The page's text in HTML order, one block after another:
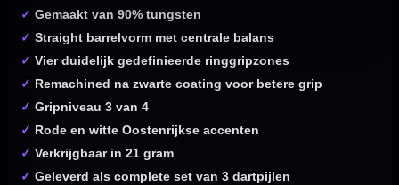
✓ Gemaakt van 90% tungsten
✓ Straight barrelvorm met centrale balans
✓ Vier duidelijk gedefinieerde ringgripzones
✓ Remachined na zwarte coating voor betere grip
✓ Gripniveau 3 van 4
✓ Rode en witte Oostenrijkse accenten
✓ Verkrijgbaar in 21 gram
✓ Geleverd als complete set van 3 dartpijlen